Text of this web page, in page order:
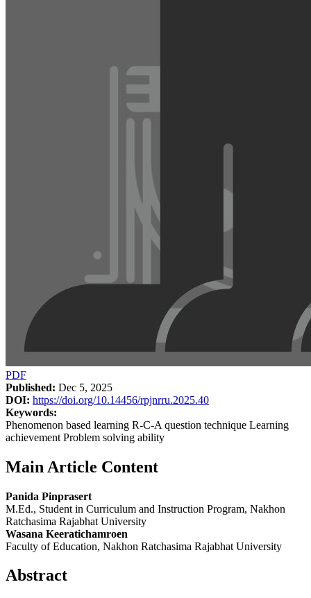
PDF
Published: Dec 5, 2025
DOI: https://doi.org/10.14456/rpjnrru.2025.40
Keywords:
Phenomenon based learning R-C-A question technique Learning
achievement Problem solving ability
Main Article Content
Panida Pinprasert
M.Ed., Student in Curriculum and Instruction Program, Nakhon
Ratchasima Rajabhat University
Wasana Keeratichamroen
Faculty of Education, Nakhon Ratchasima Rajabhat University
Abstract